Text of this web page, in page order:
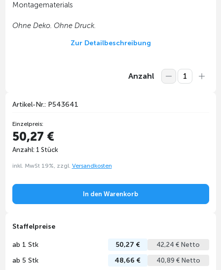
Montagematerials
Ohne Deko. Ohne Druck.
Zur Detailbeschreibung
Anzahl
Artikel-Nr.: P543641
Einzelpreis:
50,27 €
Anzahl: 1 Stück
inkl. MwSt 19%, zzgl. Versandkosten
In den Warenkorb
Staffelpreise
ab 1 Stk 50,27 € 42,24 € Netto
ab 5 Stk 48,66 € 40,89 € Netto